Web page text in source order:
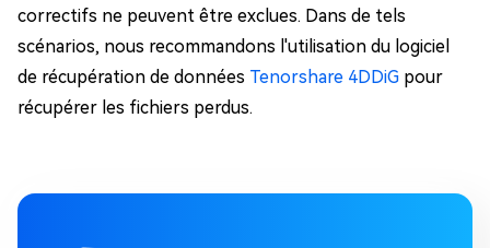
correctifs ne peuvent être exclues. Dans de tels
scénarios, nous recommandons l'utilisation du logiciel
de récupération de données Tenorshare 4DDiG pour
récupérer les fichiers perdus.